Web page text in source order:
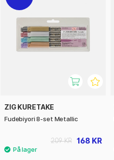
ZIG KURETAKE
Fudebiyori 8-­set Metallic
168 KR
209 KR